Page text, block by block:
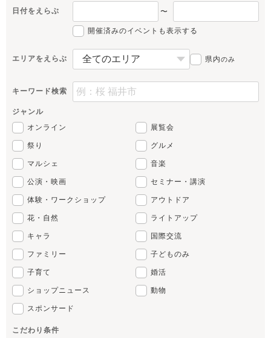
日付をえらぶ 〜
開催済みのイベントも表示する
エリアをえらぶ 県内のみ
キーワード検索
ジャンル
オンライン
展覧会
祭り グルメ
マルシェ 音楽
公演・映画 セミナー・講演
体験・ワークショップ アウトドア
花・自然 ライトアップ
キャラ 国際交流
ファミリー 子どものみ
子育て 婚活
ショップニュース 動物
スポンサード
こだわり条件